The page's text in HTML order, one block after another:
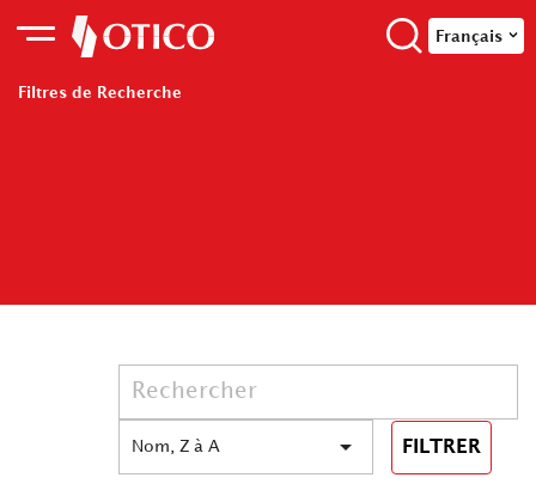
Français
Filtres de Recherche
Nom, Z à A  FILTRER